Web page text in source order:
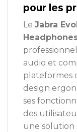
pour les
Le Jabra
audio et
plateformes
design
ses
des
une solution